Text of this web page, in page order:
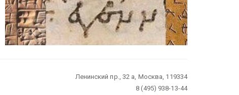
Ленинский пр., 32 а, Москва, 119334
8 (495) 938-13-44